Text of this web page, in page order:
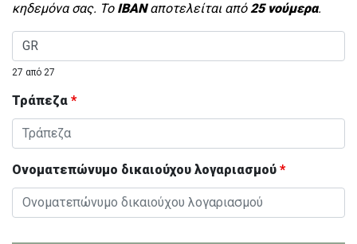
κηδεμόνα σας. Το IBANαποτελείται από25 νούμερα.
27 από 27
Τράπεζα *
Ονοματεπώνυμο δικαιούχου λογαριασμού *